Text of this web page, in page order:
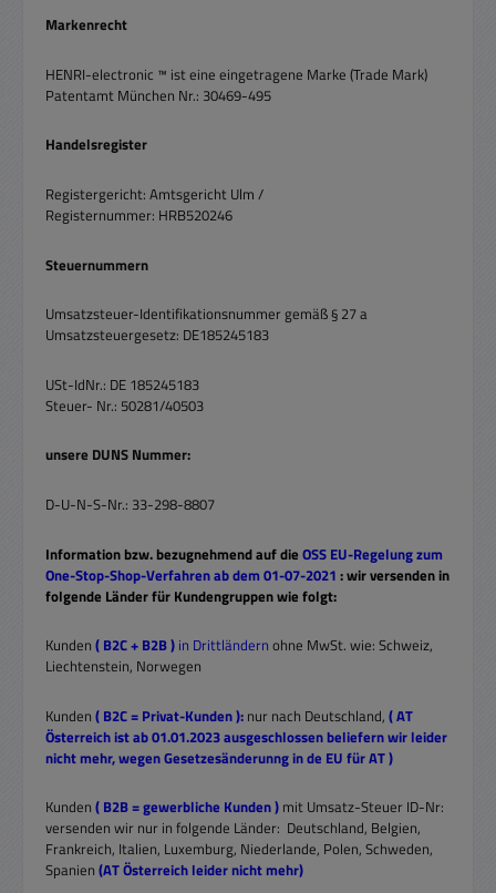
Markenrecht
HENRI-electronic ™ ist eine eingetragene Marke (Trade Mark)
Patentamt München Nr.: 30469-495
Handelsregister
Registergericht: Amtsgericht Ulm /
Registernummer: HRB520246
Steuernummern
Umsatzsteuer-Identifikationsnummer gemäß § 27 a
Umsatzsteuergesetz: DE185245183
USt-IdNr.: DE 185245183
Steuer- Nr.: 50281/40503
unsere DUNS Nummer:
D-U-N-S-Nr.: 33-298-8807
Information bzw. bezugnehmend auf die OSS EU-Regelung zum
One-Stop-Shop-Verfahren ab dem 01-07-2021 : wir versenden in
folgende Länder für Kundengruppen wie folgt:
Kunden ( B2C + B2B ) in Drittländern ohne MwSt. wie: Schweiz,
Liechtenstein, Norwegen
Kunden ( B2C = Privat-Kunden ): nur nach Deutschland, ( AT
Österreich ist ab 01.01.2023 ausgeschlossen beliefern wir leider
nicht mehr, wegen Gesetzesänderunng in de EU für AT )
Kunden ( B2B = gewerbliche Kunden ) mit Umsatz-Steuer ID-Nr:
versenden wir nur in folgende Länder: Deutschland, Belgien,
Frankreich, Italien, Luxemburg, Niederlande, Polen, Schweden,
Spanien (AT Österreich leider nicht mehr)